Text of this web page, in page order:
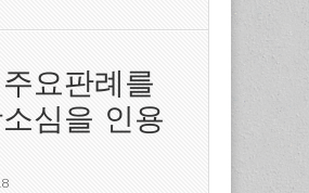
요판례를
심을 인용